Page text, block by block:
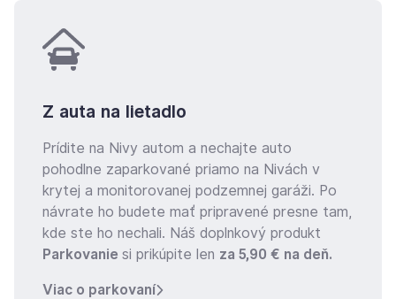
Z auta na lietadlo
Prídite na Nivy autom a nechajte auto
pohodlne zaparkované priamo na Nivách v
krytej a monitorovanej podzemnej garáži. Po
návrate ho budete mať pripravené presne tam,
kde ste ho nechali. Náš doplnkový produkt
Parkovanie si prikúpite len za 5,90 € na deň.
Viac o parkovaní